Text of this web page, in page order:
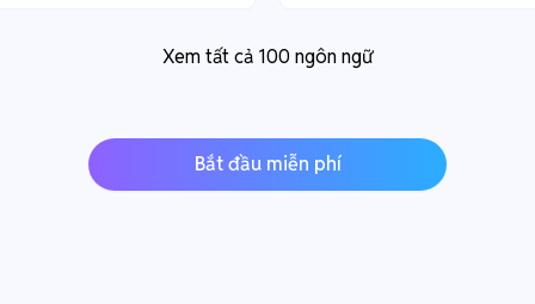
Xem tất cả 100 ngôn ngữ
Bắt đầu miễn phí